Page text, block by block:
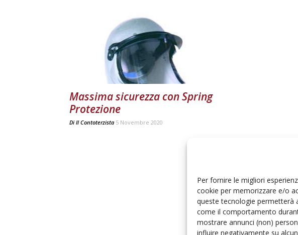
Per fornire le migliori
cookie per memorizzare e/o
queste tecnologie permetterà
come il comportamento
mostrare annunci (non)
influire negativamente su
Massima sicurezza con Spring
Protezione
Di Il Contoterzista 5 Novembre 2020